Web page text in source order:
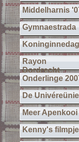
Middelharnis
Gymnaestrada
Koninginnedag
Rayon
Dordrecht
Onderlinge
De Univéreünie
Meer Apenkooi
Kenny's